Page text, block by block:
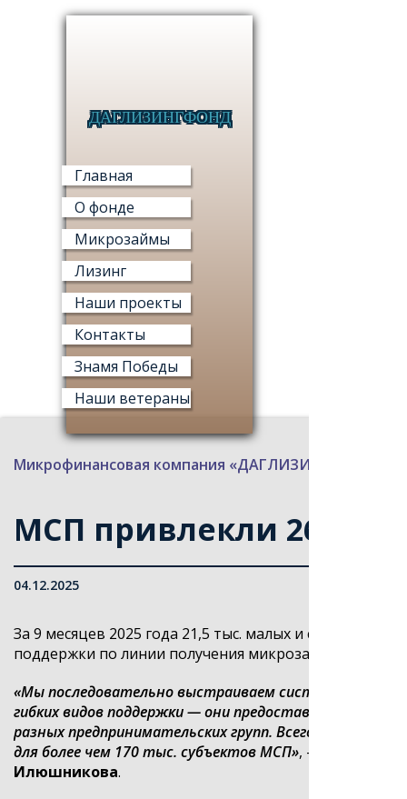
ДАГЛИЗИНГФОНД
Главная
О фонде
Микрозаймы
Лизинг
Наши проекты
Контакты
Знамя Победы
Наши ветераны
Микрофинансовая компания «ДАГЛИЗИНГФОНД»
МСП привлекли 267,3
04.12.2025
За 9 месяцев 2025 года 21,5 тыс. малых и средних
поддержки по линии получения микрозаймов в
«Мы последовательно выстраиваем систему
гибких видов поддержки — они предоставляются на
разных предпринимательских групп. Всего до 2030
для более чем 170 тыс. субъектов МСП», —
Илюшникова.